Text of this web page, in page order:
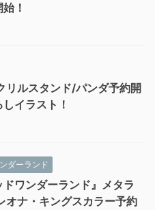
！
リルスタンド/パンダ予約開
イラスト！
ダーランド
ドワンダーランド』メタラ
オナ・キングスカラー予約